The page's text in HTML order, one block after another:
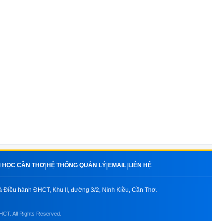
CẦN THƠ| HỆ THỐNG QUẢN LÝ EMAIL LIÊN HỆ
Điều hành ĐHCT, Khu II, đường 3/2, Ninh Kiều, Cần Thơ.
All Rights Reserved.